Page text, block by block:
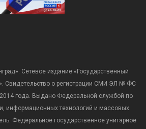
Сетевое издание «Государственный
Свидетельство о регистрации СМИ ЭЛ № ФС
2014 года. Выдано Федеральной службой по
информационных технологий и массовых
Федеральное государственное унитарное